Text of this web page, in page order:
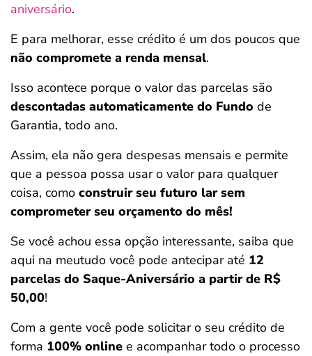
aniversário.
E para melhorar, esse crédito é um dos poucos que
não compromete a renda mensal.
Isso acontece porque o valor das parcelas são
descontadas automaticamente do Fundo de
Garantia, todo ano.
Assim, ela não gera despesas mensais e permite
que a pessoa possa usar o valor para qualquer
coisa, como construir seu futuro lar sem
comprometer seu orçamento do mês!
Se você achou essa opção interessante, saiba que
aqui na meutudo você pode antecipar até 12
parcelas do Saque-Aniversário a partir de R$
50,00!
Com a gente você pode solicitar o seu crédito de
forma 100% online e acompanhar todo o processo